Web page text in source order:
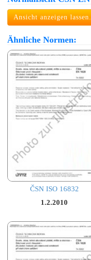
Ansicht anzeigen lassen.
Ähnliche Normen:
ČSN ISO 16832
1.2.2010